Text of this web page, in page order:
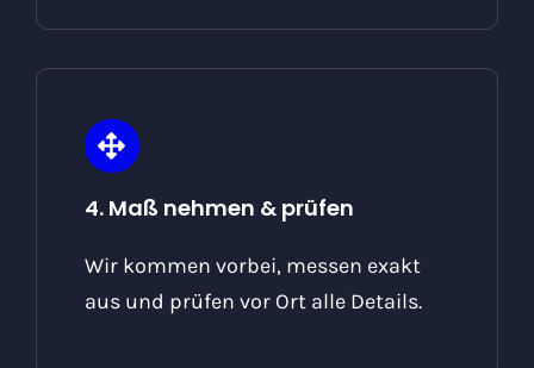
4. Maß nehmen & prüfen
Wir kommen vorbei, messen exakt
aus und prüfen vor Ort alle Details.